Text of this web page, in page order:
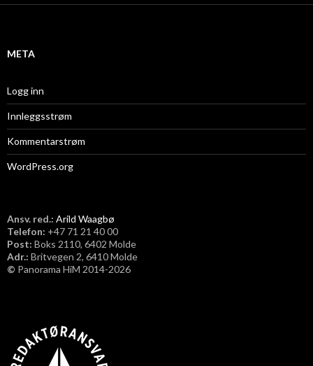
i
META
Logg inn
Innleggsstrøm
Kommentarstrøm
WordPress.org
Ansv. red.: Arild Waagbø
Telefon: ​+47 71 21 40 00
Post: Boks 2110, 6402 Molde
Adr.: Britvegen 2, 6410 Molde
© Panorama HiM 2014-2026